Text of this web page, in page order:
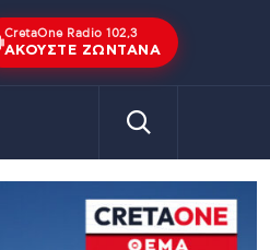
CretaOne Radio 102,3
ΑΚΟΎΣΤΕ ΖΩΝΤΑΝΆ